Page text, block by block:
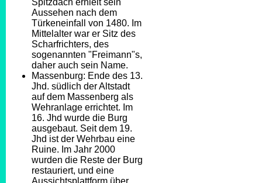
Spitzdach erhielt sein
Aussehen nach dem
Türkeneinfall von 1480. Im
Mittelalter war er Sitz des
Scharfrichters, des
sogenannten "Freimann"s,
daher auch sein Name.
Massenburg: Ende des 13.
Jhd. südlich der Altstadt
auf dem Massenberg als
Wehranlage errichtet. Im
16. Jhd wurde die Burg
ausgebaut. Seit dem 19.
Jhd ist der Wehrbau eine
Ruine. Im Jahr 2000
wurden die Reste der Burg
restauriert, und eine
Aussichtsplattform über